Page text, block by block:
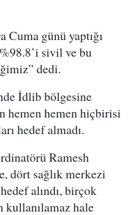
günü yaptığı
sivil ve bu
dedi.
İdlib bölgesine
hemen hemen hiçbirisi
hedef almadı.
Ramesh
dört sağlık merkezi
alındı, birçok
kullanılamaz hale